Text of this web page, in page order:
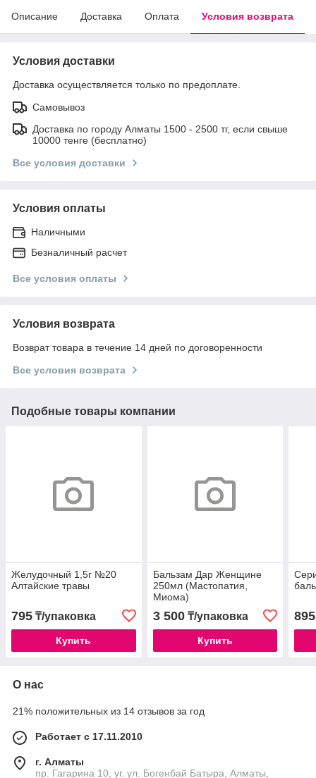
Описание Доставка Оплата Условия возврата
Условия доставки
Доставка осуществляется только по предоплате.
Самовывоз
Доставка по городу Алматы 1500 - 2500 тг, если свыше
10000 тенге (бесплатно)
Все условия доставки
Условия оплаты
Наличными
Безналичный расчет
Все условия оплаты
Условия возврата
Возврат товара в течение 14 дней по договоренности
Все условия возврата
Подобные товары компании
Желудочный 1,5г №20
Алтайские травы
795 ₸/упаковка
Купить
Бальзам Дар Женщине
250мл (Мастопатия,
Миома)
3 500₸/упаковка
Купить
895
О нас
21% положительных из 14 отзывов за год
Работает с 17.11.2010
г. Алматы
пр. Гагарина 10, уг. ул. Богенбай Батыра, Алматы,